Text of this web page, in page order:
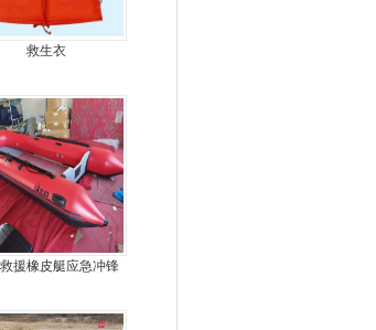
救生衣
援橡皮艇应急冲锋